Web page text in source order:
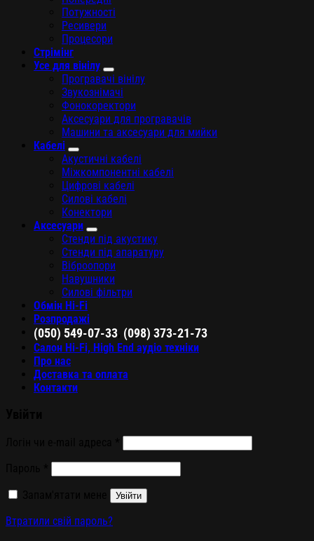
Потужності
Ресивери
Процесори
Стрімінг
Усе для вінілу
Програвачі вінілу
Звукознімачі
Фонокоректори
Аксесуари для програвачів
Машини та аксесуари для мийки
Кабелі
Акустичні кабелі
Міжкомпонентні кабелі
Цифрові кабелі
Силові кабелі
Конектори
Аксесуари
Стенди під акустику
Стенди під апаратуру
Віброопори
Навушники
Силові фільтри
Обмін Hi-Fi
Розпродажі
(050) 549-07-33 (098) 373-21-73
Салон Hi-Fi, High End аудіо техніки
Про нас
Доставка та оплата
Контакти
Увійти
Втратили свій пароль?